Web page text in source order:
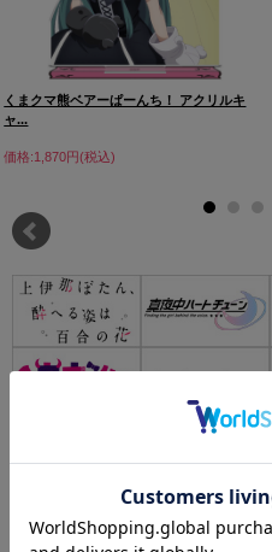
くまクマ熊ベアーぱーんち！ アクリルキ
ャ...
価格:1,870円(税込)